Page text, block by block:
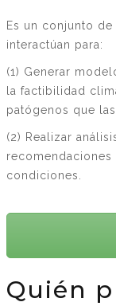
Es un conjunto
interactúan para:
(1) Generar
la factibilidad
patógenos que las
(2) Realizar
condiciones.
Quién